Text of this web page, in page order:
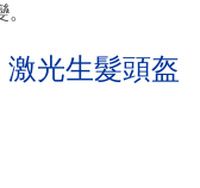
光生髮頭盔